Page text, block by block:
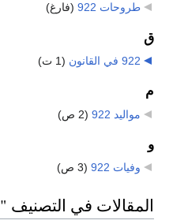
طروحات 922 (فارغ)
ق
922 في القانون (1 ت)
م
مواليد 922 (2 ص)
و
وفيات 922 (3 ص)
المقالات في التصنيف "922"